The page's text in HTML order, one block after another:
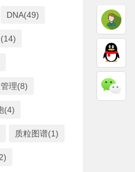
DNA(49)
理(8)
(4)
质粒图谱(1)